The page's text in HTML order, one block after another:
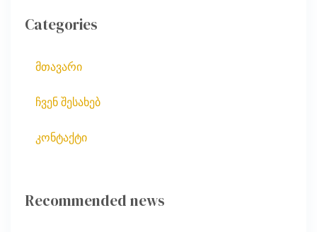
Categories
მთავარი
ჩვენ შესახებ
კონტაქტი
Recommended news